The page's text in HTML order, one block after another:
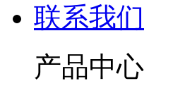
联系我们
产品中心